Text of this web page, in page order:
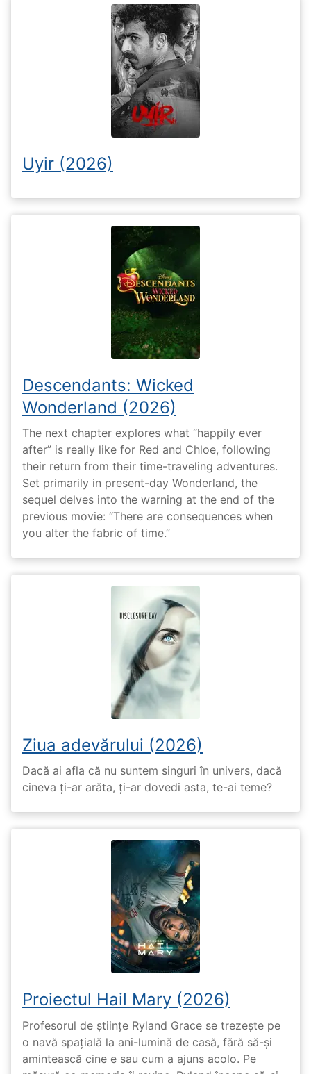
Uyir (2026)
Descendants: Wicked
Wonderland (2026)
The next chapter explores what “happily ever
after” is really like for Red and Chloe, following
their return from their time-traveling adventures.
Set primarily in present-day Wonderland, the
sequel delves into the warning at the end of the
previous movie: “There are consequences when
you alter the fabric of time.”
Ziua adevărului (2026)
Dacă ai afla că nu suntem singuri în univers, dacă
cineva ți-ar arăta, ți-ar dovedi asta, te-ai teme?
Proiectul Hail Mary (2026)
Profesorul de științe Ryland Grace se trezește pe
o navă spațială la ani-lumină de casă, fără să-și
amintească cine e sau cum a ajuns acolo. Pe